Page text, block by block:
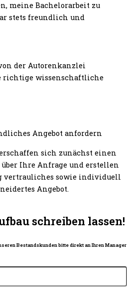
meine Bachelorarbeit zu
stets freundlich und
der Autorenkanzlei
richtige wissenschaftliche
Angebot anfordern
sich zunächst einen
Ihre Anfrage und erstellen
vertrauliches sowie individuell
Angebot.
schreiben lassen!
Bestandskunden bitte direkt an Ihren Manager